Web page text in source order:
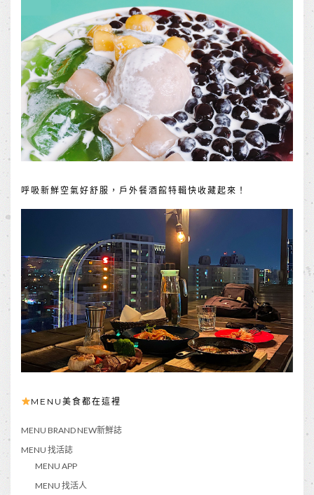
呼吸新鮮空氣好舒服，戶外餐酒館特輯快收藏起來！
MENU美食都在這裡
MENU BRAND NEW新鮮誌
MENU 找活誌
MENU APP
MENU 找活人